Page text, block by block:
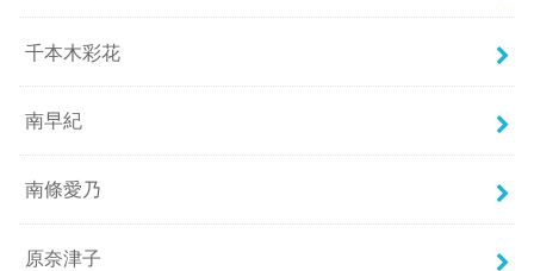
千本木彩花
南早紀
南條愛乃
原奈津子